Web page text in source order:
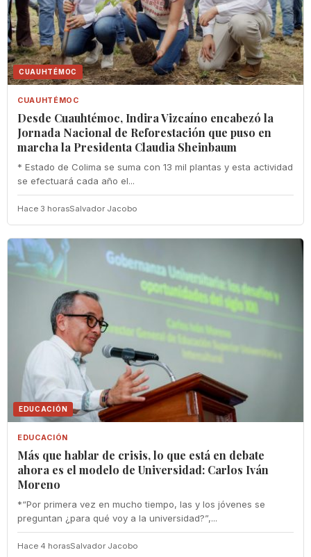
CUAUHTÉMOC
CUAUHTÉMOC
Desde Cuauhtémoc, Indira Vizcaíno encabezó la
Jornada Nacional de Reforestación que puso en
marcha la Presidenta Claudia Sheinbaum
* Estado de Colima se suma con 13 mil plantas y esta actividad
se efectuará cada año el...
Hace 3 horasSalvador Jacobo
EDUCACIÓN
EDUCACIÓN
Más que hablar de crisis, lo que está en debate
ahora es el modelo de Universidad: Carlos Iván
Moreno
*“Por primera vez en mucho tiempo, las y los jóvenes se
preguntan ¿para qué voy a la universidad?”,...
Hace 4 horasSalvador Jacobo